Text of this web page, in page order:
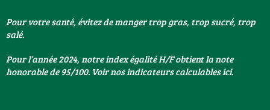
Pour votre santé, évitez de manger trop gras, trop sucré, trop
salé.
Pour l’année 2024, notre index égalité H/F obtient la note
honorable de 95/100. Voir nos indicateurs calculables ici.